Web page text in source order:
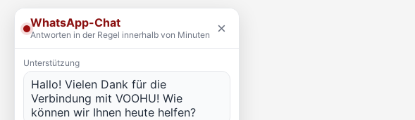
WhatsApp-Chat
Antworten in der Regel innerhalb von Minuten ×
Unterstützung
Hallo! Vielen Dank für die
Verbindung mit VOOHU! Wie
können wir Ihnen heute helfen?